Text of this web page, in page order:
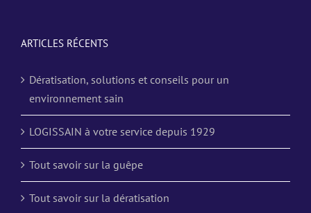
ARTICLES RÉCENTS
Dératisation, solutions et conseils pour un
environnement sain
LOGISSAIN à votre service depuis 1929
Tout savoir sur la guêpe
Tout savoir sur la dératisation